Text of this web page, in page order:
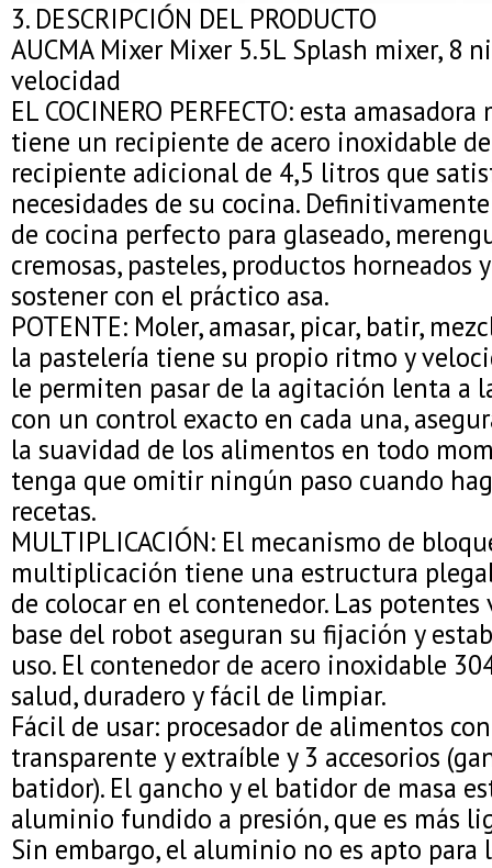
3. DESCRIPCIÓN DEL PRODUCTO
AUCMA Mixer Mixer 5.5L Splash mixer, 8
velocidad
EL COCINERO PERFECTO: esta
tiene un recipiente de acero inoxidable
recipiente adicional de 4,5 litros que
necesidades de su cocina.
de cocina perfecto para glaseado,
cremosas, pasteles, productos horneados
sostener con el práctico asa.
POTENTE: Moler, amasar, picar, batir,
la pastelería tiene su propio ritmo y
le permiten pasar de la agitación lenta a
con un control exacto en cada una,
la suavidad de los alimentos en todo
tenga que omitir ningún paso cuando
recetas.
MULTIPLICACIÓN: El mecanismo de
multiplicación tiene una estructura
de colocar en el contenedor. Las potentes
base del robot aseguran su fijación y
uso. El contenedor de acero inoxidable
salud, duradero y fácil de limpiar.
Fácil de usar: procesador de alimentos
transparente y extraíble y 3 accesorios
batidor). El gancho y el batidor de masa
aluminio fundido a presión, que es más
Sin embargo, el aluminio no es apto para